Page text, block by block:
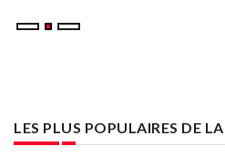
LES PLUS POPULAIRES DE